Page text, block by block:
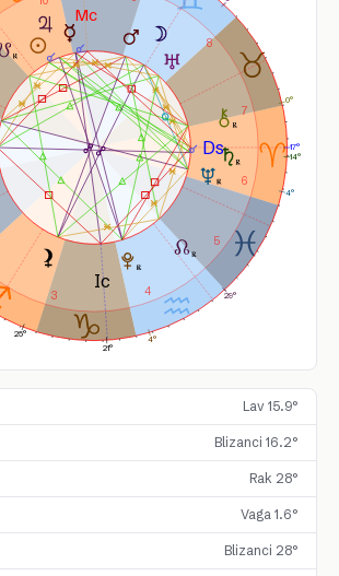
3 4
5
6
7
8
14°
4°
4°
29°
0°
17°
21°
25°
Lav 15.9°
Blizanci 16.2°
Rak 28°
Vaga 1.6°
Blizanci 28°